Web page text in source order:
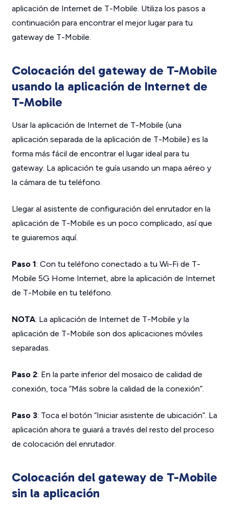
aplicación de Internet de T-Mobile. Utiliza los pasos a
continuación para encontrar el mejor lugar para tu
gateway de T-Mobile.
Colocación del gateway de T-Mobile
usando la aplicación de Internet de
T-Mobile
Usar la aplicación de Internet de T-Mobile (una
aplicación separada de la aplicación de T-Mobile) es la
forma más fácil de encontrar el lugar ideal para tu
gateway. La aplicación te guía usando un mapa aéreo y
la cámara de tu teléfono.
Llegar al asistente de configuración del enrutador en la
aplicación de T-Mobile es un poco complicado, así que
te guiaremos aquí.
Paso 1: Con tu teléfono conectado a tu Wi-Fi de T-
Mobile 5G Home Internet, abre la aplicación de Internet
de T-Mobile en tu teléfono.
NOTA: La aplicación de Internet de T-Mobile y la
aplicación de T-Mobile son dos aplicaciones móviles
separadas.
Paso 2: En la parte inferior del mosaico de calidad de
conexión, toca “Más sobre la calidad de la conexión”.
Paso 3: Toca el botón “Iniciar asistente de ubicación”. La
aplicación ahora te guiará a través del resto del proceso
de colocación del enrutador.
Colocación del gateway de T-Mobile
sin la aplicación